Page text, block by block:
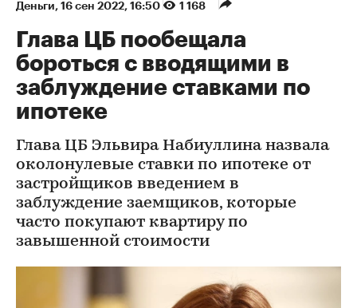
Деньги⁠, 16 сен 2022, 16:50 1 168
Глава ЦБ пообещала
бороться с вводящими в
заблуждение ставками по
ипотеке
Глава ЦБ Эльвира Набиуллина назвала
околонулевые ставки по ипотеке от
застройщиков введением в
заблуждение заемщиков, которые
часто покупают квартиру по
завышенной стоимости